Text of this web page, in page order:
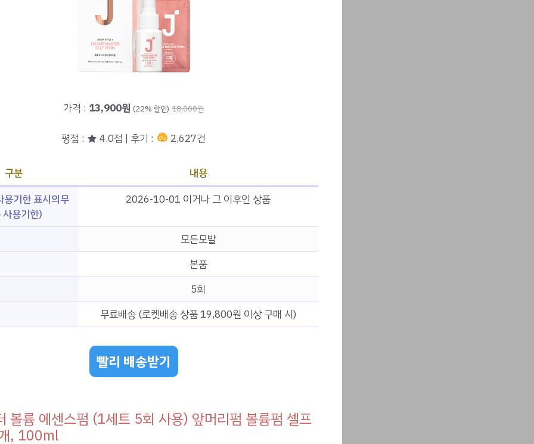
가격 : 13,900원 (22% 할인) 18,000원
평점 : ★ 4.0점 | 후기 : 2,627건
구분
내용
용기한 표시의무
용기한)
2026-10-01 이거나 그 이후인 상품
모든모발
본품
5회
무료배송 (로켓배송 상품 19,800원 이상 구매 시)
빨리 배송받기
볼륨 에센스펌 (1세트 5회 사용) 앞머리펌 볼륨펌 셀프
, 100ml